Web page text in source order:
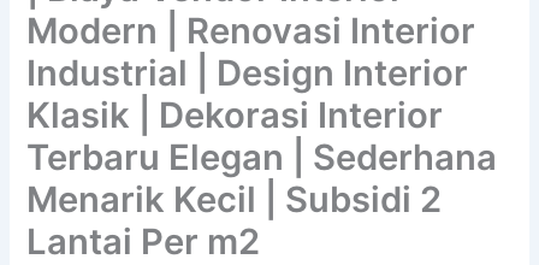
Modern | Renovasi Interior
Industrial | Design Interior
Klasik | Dekorasi Interior
Terbaru Elegan | Sederhana
Menarik Kecil | Subsidi 2
Lantai Per m2